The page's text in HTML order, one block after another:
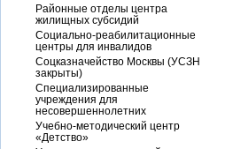
Районные отделы центра
жилищных субсидий
Социально-реабилитационные
центры для инвалидов
Соцказначейство Москвы (УСЗН
закрыты)
Специализированные
учреждения для
несовершеннолетних
Учебно-методический центр
«Детство»